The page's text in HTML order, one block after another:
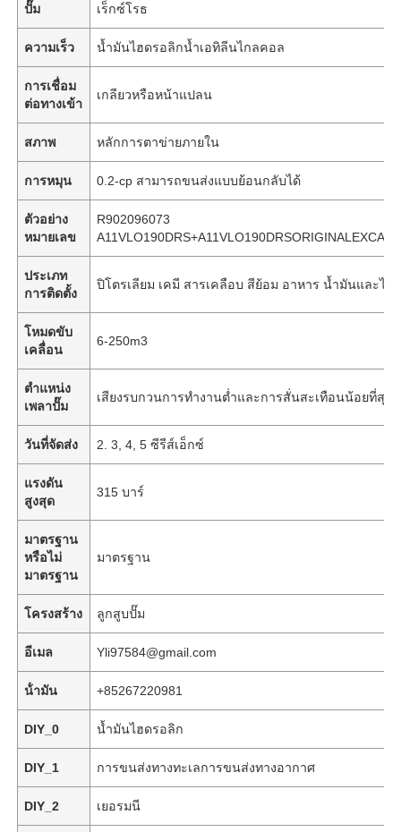
สินค้า
วิดีโอ
เกี่ยวกับเรา
ปั๊ม เร็กซ์โรธ
ความเร็ว น้ำมันไฮดรอลิกน้ำเอทิลีนไกลคอล
การเชื่อม
ต่อทางเข้า
เกลียวหรือหน้าแปลน
สภาพ หลักการตาข่ายภายใน
การหมุน 0.2-cp สามารถขนส่งแบบย้อนกลับได้
ตัวอย่าง
หมายเลข
R902096073
ประเภท
การติดตั้ง
ปิโตรเลียม เคมี สารเคลือบ สีย้อม อาหาร น้ำมันและไข
โหมดขับ
เคลื่อน
6-250m3
ตำแหน่ง
เพลาปั๊ม
เสียงรบกวนการทำงานต่ำและการสั่นสะเทือนน้อยที่สุด
วันที่จัดส่ง 2. 3, 4, 5 ซีรีส์เอ็กซ์
แรงดัน
สูงสุด
315 บาร์
มาตรฐาน
หรือไม่
มาตรฐาน
มาตรฐาน
โครงสร้าง ลูกสูบปั๊ม
อีเมล Yli97584@gmail.com
น้ํามัน +85267220981
DIY_0 น้ำมันไฮดรอลิก
DIY_1 การขนส่งทางทะเลการขนส่งทางอากาศ
DIY_2 เยอรมนี